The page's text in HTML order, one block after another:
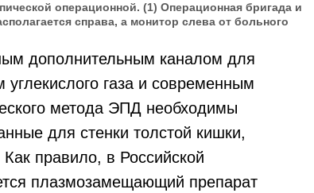
операционной. (1) Операционная бригада и
справа, а монитор слева от больного
дополнительным каналом для
газа и современным
метода ЭПД необходимы
для стенки толстой кишки,
правило, в Российской
плазмозамещающий препарат